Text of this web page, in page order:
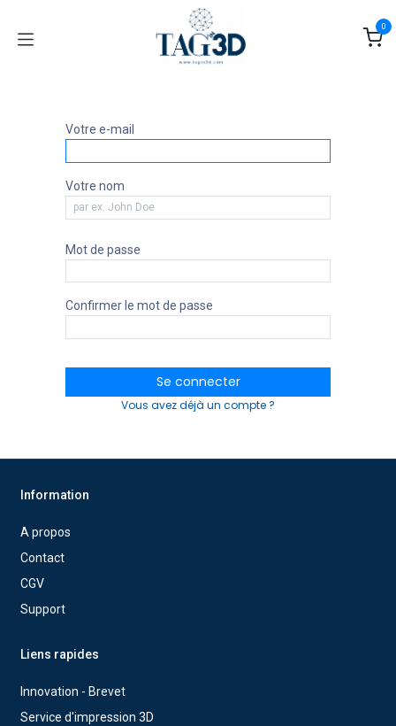
0
Votre e-mail
Votre nom
Mot de passe
Confirmer le mot de passe
Se connecter
Vous avez déjà un compte ?
Information
A propos
Contact
CGV
Support
Liens rapides
Innovation - Brevet
Service d'impression 3D